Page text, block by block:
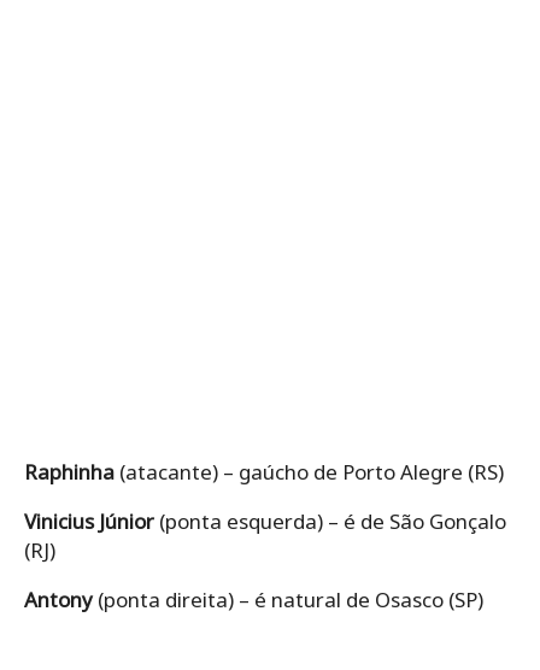
Raphinha (atacante) – gaúcho de Porto Alegre (RS)
Vinicius Júnior (ponta esquerda) – é de São Gonçalo
(RJ)
Antony(ponta direita) – é natural de Osasco (SP)